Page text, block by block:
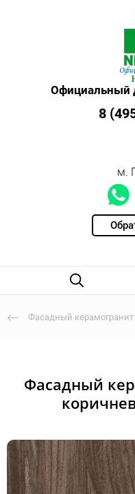
Официальный
8
м.
Фасадный керамогранит
Фасадный